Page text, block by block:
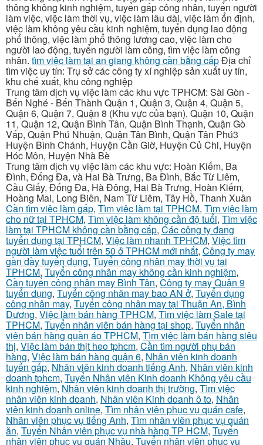
thông không kinh nghiệm, tuyển gấp công nhân, tuyển người
làm việc, việc làm thời vụ, việc làm lâu dài, việc làm ổn định,
việc làm không yêu cầu kinh nghiệm, tuyển dụng lao động
phổ thông, việc làm phổ thông lương cao, việc làm cho
người lao động, tuyển người làm công, tìm việc làm công
nhân. tìm việc làm tại an giang không cần bằng cấpĐịa chỉ
tìm việc uy tín: Trụ sở các công ty xí nghiệp sản xuất uy tín,
khu chế xuất, khu công nghiệp
Trung tâm dịch vụ việc làm các khu vực TPHCM: Sài Gòn -
Bến Nghé - Bến Thành Quận 1, Quận 3, Quận 4, Quận 5,
Quận 6, Quận 7, Quận 8 (Khu vực của bạn), Quận 10, Quận
11, Quận 12, Quận Bình Tân, Quận Bình Thạnh, Quận Gò
Vấp, Quận Phú Nhuận, Quận Tân Bình, Quận Tân Phú3
Huyện Bình Chánh, Huyện Cần Giờ, Huyện Củ Chi, Huyện
Hóc Môn, Huyện Nhà Bè
Trung tâm dịch vụ việc làm các khu vực: Hoàn Kiếm, Ba
Đình, Đống Đa, và Hai Bà Trưng, Ba Đình, Bắc Từ Liêm,
Cầu Giấy, Đống Đa, Hà Đông, Hai Bà Trưng, Hoàn Kiếm,
Hoàng Mai, Long Biên, Nam Từ Liêm, Tây Hồ, Thanh Xuân
Cần tìm việc làm gấp, Tìm việc làm tại TPHCM, Tìm việc làm
cho nữ tại TPHCM, Tìm việc làm không cần độ tuổi, Tìm việc
làm tại TPHCM không cần bằng cấp, Các công ty đang
tuyển dụng tại TPHCM, Việc làm nhanh TPHCM, Việc tìm
người làm việc tuổi trên 50 ở TPHCM mới nhất, Công ty may
gần đầy tuyển dụng, Tuyển công nhân may thời vụ tại
TPHCM, Tuyển công nhân may không cần kinh nghiệm,
Cần tuyển công nhân may Bình Tân, Công ty may Quận 9
tuyển dụng, Tuyển công nhân may bao AN ở, Tuyển dụng
công nhân may, Tuyển công nhân may tại Thuận An, Bình
Dương, Việc làm bán hàng TPHCM, Tìm việc làm Sale tại
TPHCM, Tuyển nhân viên bán hàng tại shop, Tuyển nhân
viên bán hàng quần áo TPHCM, Tìm việc làm bán hàng siêu
thị, Việc làm bán thịt heo tphcm, Cần tìm người phụ bán
hàng, Việc làm bán hàng quận 6, Nhân viên kinh doanh
tuyển gấp, Nhân viên kinh doanh tiếng Anh, Nhân viên kinh
doanh tphcm, Tuyển Nhân viên Kinh doanh Không yêu cầu
kinh nghiệm, Nhân viên kinh doanh thị trường, Tìm việc
nhân viên kinh doanh, Nhân viên Kinh doanh ô to, Nhân
viên kinh doanh online, Tìm nhân viên phục vụ quán cafe,
Nhân viên phục vụ tiếng Anh, Tìm nhân viên phục vụ quán
ăn, Tuyển Nhân viên phục vụ nhà hàng TP HCM, Tuyển
nhân viên phục vụ quán Nhậu, Tuyển nhân viên phục vụ